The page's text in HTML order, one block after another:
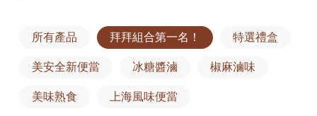
所有產品 拜拜組合第一名！ 特選禮盒
美安全新便當 冰糖醬滷 椒麻滷味
美味熟食 上海風味便當